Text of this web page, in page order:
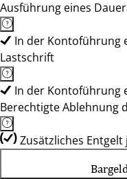
Ausführung eines
In der Kontoführung
Lastschrift
In der Kontoführung
Berechtigte Ablehnung
Zusätzliches Entgelt